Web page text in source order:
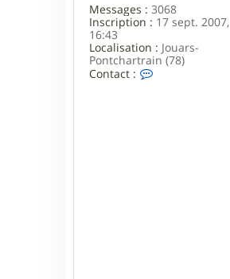
a
Messages : 3068
Inscription : 17 sept. 2007,
16:43
Localisation : Jouars-
Pontchartrain (78)
Contact :